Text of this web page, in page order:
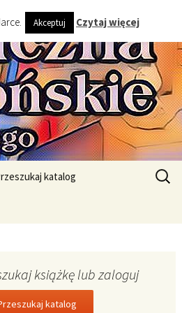
Gminy
katalog
Szukaj:
książkę lub zaloguj
Akceptuj Czytaj więcej